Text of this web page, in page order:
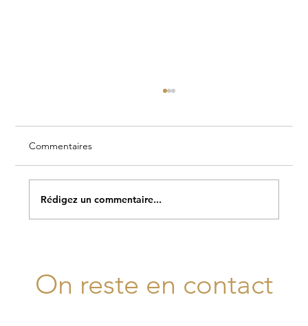
Commentaires
Rédigez un commentaire...
On reste en contact